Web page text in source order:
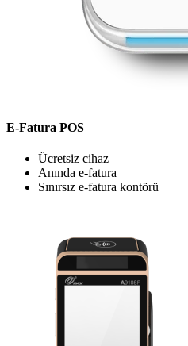
E-Fatura POS
Ücretsiz cihaz
Anında e-fatura
Sınırsız e-fatura kontörü